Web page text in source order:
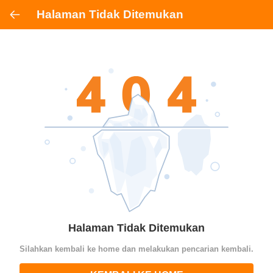
Halaman Tidak Ditemukan
Halaman Tidak Ditemukan
Silahkan kembali ke home dan melakukan pencarian kembali.